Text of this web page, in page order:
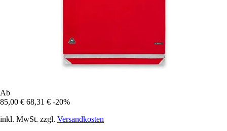
Ab
85,00 € 68,31 € -20%
inkl. MwSt. zzgl. Versandkosten